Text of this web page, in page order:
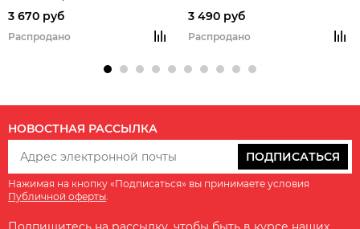
Win./7,62х54, длина ствола 620-
3 670 руб
Распродано
ствола 415 мм. (Уценка)
3 490 руб
Распродано
НОВОСТНАЯ РАССЫЛКА
ПОДПИСАТЬСЯ
Нажимая на кнопку «Подписаться» вы принимаете условия
Публичной оферты